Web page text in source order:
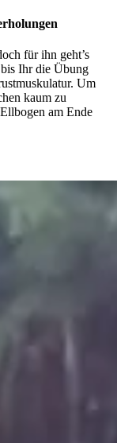
für ihn geht’s
Ihr die Übung
Um
kaum zu
am Ende